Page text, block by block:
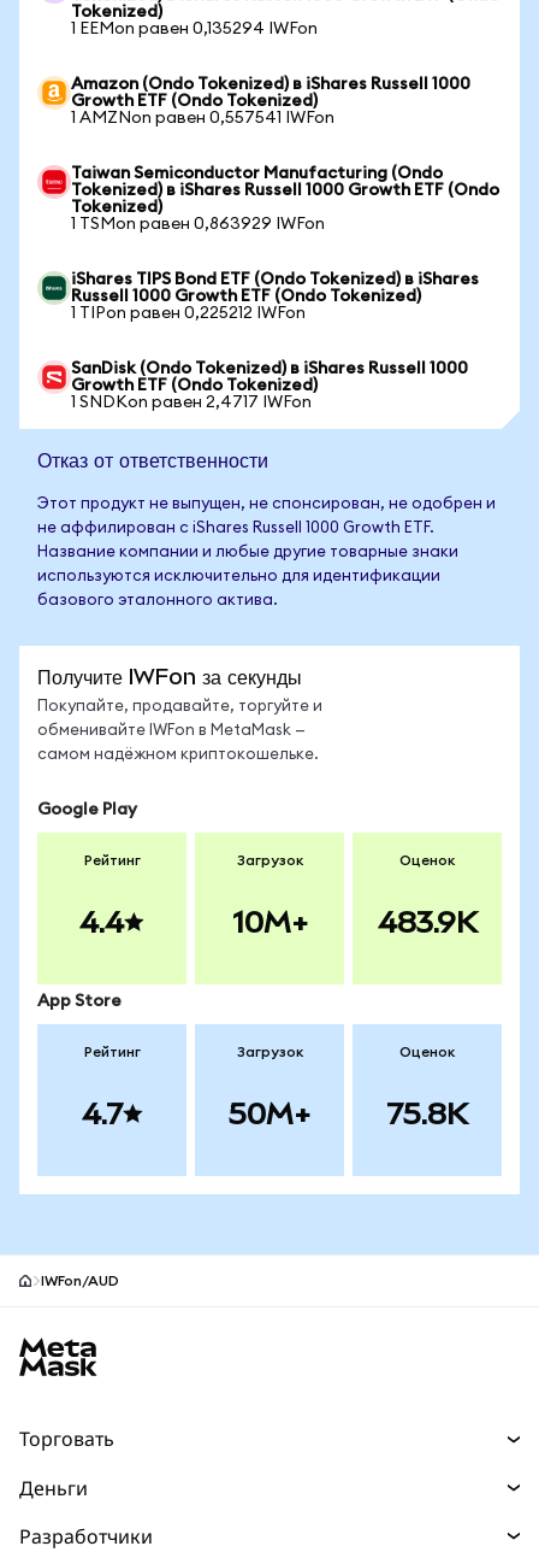
Tokenized)
1 EEMon равен 0,135294 IWFon
Amazon (Ondo Tokenized) в iShares Russell 1000
Growth ETF (Ondo Tokenized)
1 AMZNon равен 0,557541 IWFon
Taiwan Semiconductor Manufacturing (Ondo
Tokenized) в iShares Russell 1000 Growth ETF (Ondo
Tokenized)
1 TSMon равен 0,863929 IWFon
iShares TIPS Bond ETF (Ondo Tokenized) в iShares
Russell 1000 Growth ETF (Ondo Tokenized)
1 TIPon равен 0,225212 IWFon
SanDisk (Ondo Tokenized) в iShares Russell 1000
Growth ETF (Ondo Tokenized)
1 SNDKon равен 2,4717 IWFon
Отказ от ответственности
Этот продукт не выпущен, не спонсирован, не одобрен и
не аффилирован с iShares Russell 1000 Growth ETF.
Название компании и любые другие товарные знаки
используются исключительно для идентификации
базового эталонного актива.
Получите IWFon за секунды
Покупайте, продавайте, торгуйте и
обменивайте IWFon в MetaMask —
самом надёжном криптокошельке.
Google Play
Рейтинг
4.4
Загрузок
10M+
Оценок
483.9K
App Store
Рейтинг
4.7
Загрузок
50M+
Оценок
75.8K
IWFon/AUD
Торговать
Деньги
Разработчики